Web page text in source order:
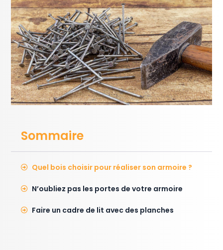
Sommaire
Quel bois choisir pour réaliser son armoire ?
N’oubliez pas les portes de votre armoire
Faire un cadre de lit avec des planches